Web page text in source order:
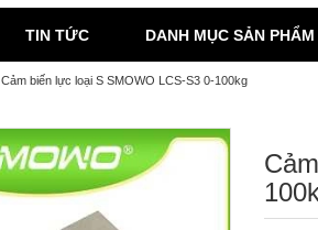
TIN TỨC DANH MỤC SẢN PHẨM
Cảm biến lực loại S SMOWO LCS-S3 0-100kg